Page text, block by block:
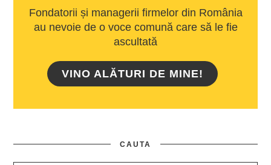
Fondatorii și managerii firmelor din România
au nevoie de o voce comună care să le fie
ascultată
VINO ALĂTURI DE MINE!
CAUTA